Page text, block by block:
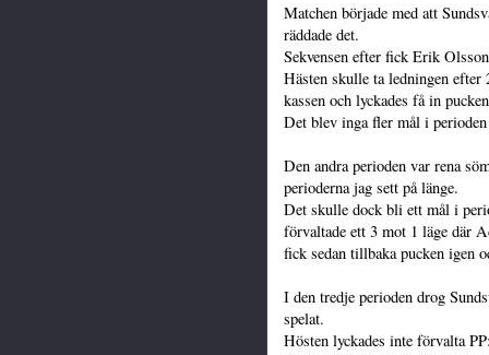
Matchen började med att
räddade det.
Sekvensen efter fick Erik
Hästen skulle ta ledningen
kassen och lyckades få in
Det blev inga fler mål i
Den andra perioden var rena
perioderna jag sett på länge.
Det skulle dock bli ett mål i
förvaltade ett 3 mot 1 läge där
fick sedan tillbaka pucken igen
I den tredje perioden drog
spelat.
Hösten lyckades inte förvalta